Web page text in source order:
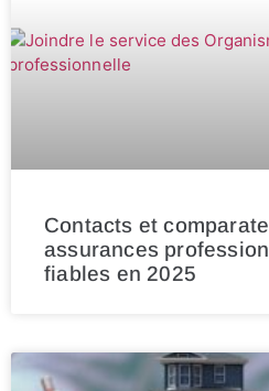
Contacts et
assurances
fiables en 2025